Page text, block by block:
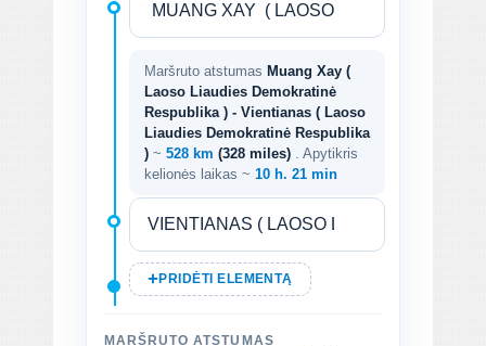
Maršruto atstumas Muang Xay (
Laoso Liaudies Demokratinė
Respublika ) - Vientianas ( Laoso
Liaudies Demokratinė Respublika
) ~ 528 km (328 miles)
. Apytikris
kelionės laikas ~ 10 h. 21 min
PRIDĖTI ELEMENTĄ
MARŠRUTO ATSTUMAS